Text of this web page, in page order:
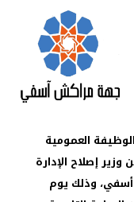
العمومية
إصلاح الإدارة
وذلك يوم